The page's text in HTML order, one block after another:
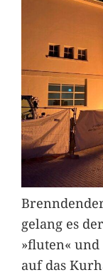
gelang es
»fluten«
auf das